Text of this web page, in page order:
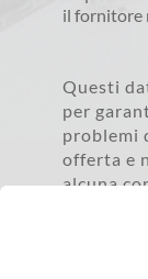
il fornitore
Questi
per
problemi
offerta e
alcuna